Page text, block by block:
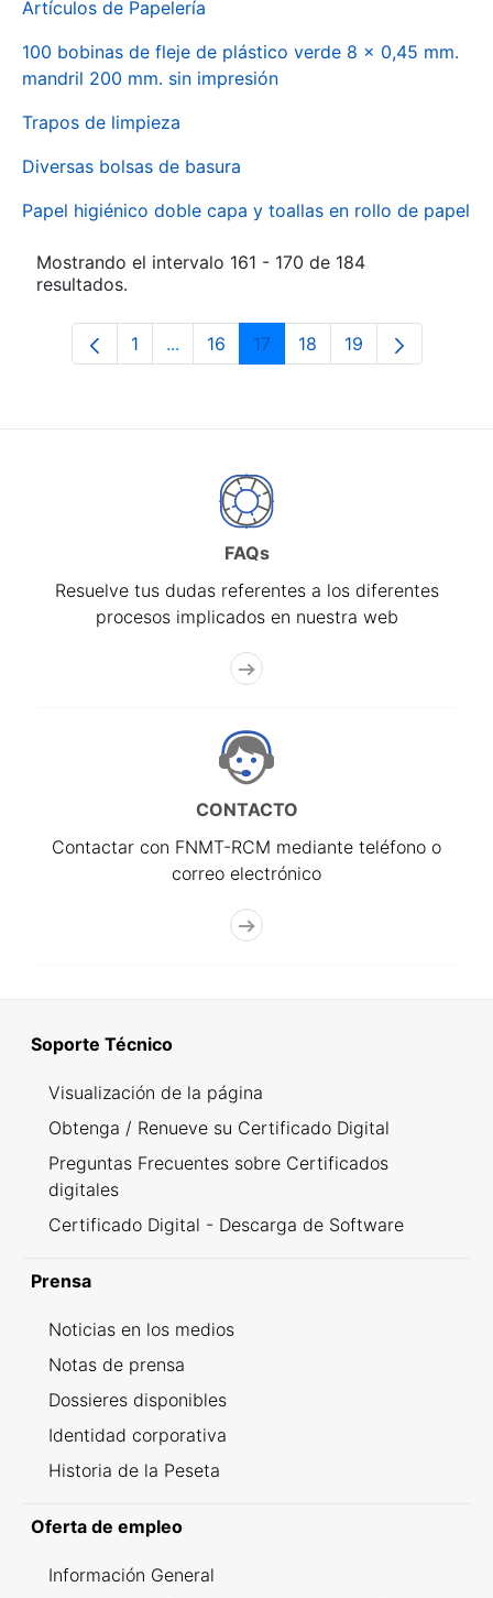
Artículos de Papelería
100 bobinas de fleje de plástico verde 8 x 0,45 mm.
mandril 200 mm. sin impresión
Trapos de limpieza
Diversas bolsas de basura
Papel higiénico doble capa y toallas en rollo de papel
Mostrando el intervalo 161 - 170 de 184
resultados.
Página
1 ...Páginas intermedias Use TAB para
Página
16 Página
17 Página
18 Página
19
FAQs
Resuelve tus dudas referentes a los diferentes
procesos implicados en nuestra web
CONTACTO
Contactar con FNMT-RCM mediante teléfono o
correo electrónico
Soporte Técnico
Visualización de la página
Obtenga / Renueve su Certificado Digital
Preguntas Frecuentes sobre Certificados
digitales
Certificado Digital - Descarga de Software
Prensa
Noticias en los medios
Notas de prensa
Dossieres disponibles
Identidad corporativa
Historia de la Peseta
Oferta de empleo
Información General